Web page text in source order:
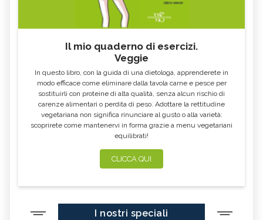
Il mio quaderno di esercizi.
Veggie
In questo libro, con la guida di una dietologa, apprenderete in
modo efficace come eliminare dalla tavola carne e pesce per
sostituirli con proteine di alta qualità, senza alcun rischio di
carenze alimentari o perdita di peso. Adottare la rettitudine
vegetariana non significa rinunciare al gusto o alla varietà:
scoprirete come mantenervi in forma grazie a menu vegetariani
equilibrati!
CLICCA QUI
I nostri speciali